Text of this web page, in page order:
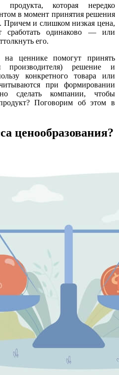
которая нередко
в момент принятия решения
Причем и слишком низкая цена,
сработать одинаково — или
его.
ценнике помогут принять
производителя) решение и
конкретного товара или
при формировании
сделать компании, чтобы
Поговорим об этом в
ценообразования?